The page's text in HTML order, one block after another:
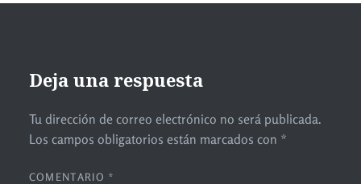
Deja una respuesta
Tu dirección de correo electrónico no será publicada.
Los campos obligatorios están marcados con *
COMENTARIO *